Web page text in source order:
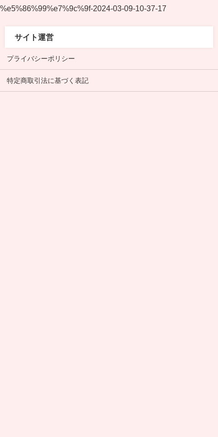
%e5%86%99%e7%9c%9f-2024-03-09-10-37-17
サイト運営
プライバシーポリシー
特定商取引法に基づく表記